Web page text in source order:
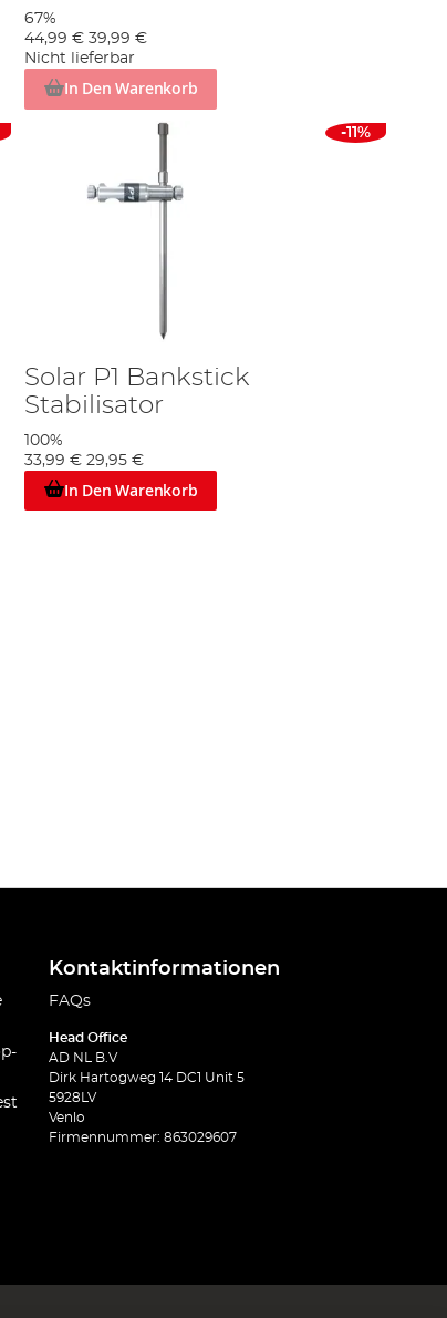
67%
44,99 € 39,99 €
Nicht lieferbar
In Den Warenkorb
-11%
Solar P1 Bankstick
Stabilisator
100%
33,99 € 29,95 €
In Den Warenkorb
Kontaktinformationen
FAQs
Head Office
AD NL B.V
Dirk Hartogweg 14 DC1 Unit 5
5928LV
Venlo
Firmennummer: 863029607